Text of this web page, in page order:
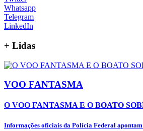
Whatsapp
Telegram
LinkedIn
+ Lidas
VOO FANTASMA
O VOO FANTASMA E O BOATO
Informações oficiais da Polícia Federal